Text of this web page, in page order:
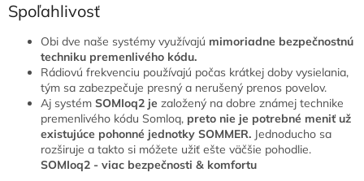
d
a
c
i
e
p
r
v
k
Spoľahlivosť
Obi dve naše systémy využívajú mimoriadne bezpečnostnú
techniku premenlivého kódu.
Rádiovú frekvenciu používajú počas krátkej doby vysielania,
tým sa zabezpečuje presný a nerušený prenos povelov.
Aj systém SOMIoq2 je založený na dobre známej technike
premenlivého kódu Somloq, preto nie je potrebné meniť už
existujúce pohonné jednotky SOMMER. Jednoducho sa
rozširuje a takto si móžete užiť ešte väčšie pohodlie.
SOMIoq2 - viac bezpečnosti & komfortu